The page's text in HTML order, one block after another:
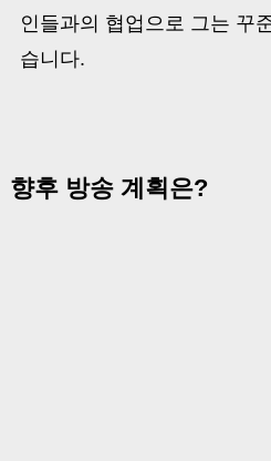
인들과의 협업으로 그는 꾸
습니다.
향후 방송 계획은?